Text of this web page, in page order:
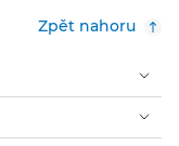
Zpět nahoru